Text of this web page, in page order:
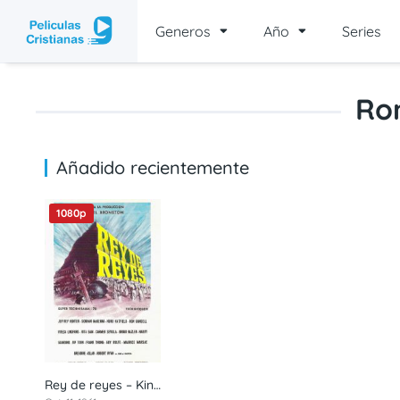
Generos Año Series
Añadido recientemente
7
1080p
Rey de reyes – Kings of Kings (1961) 1080p latino